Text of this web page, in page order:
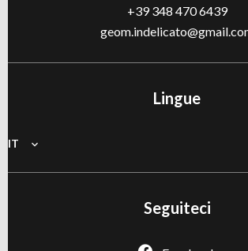
+39 348 470 6439
Lingue
IT
Seguiteci